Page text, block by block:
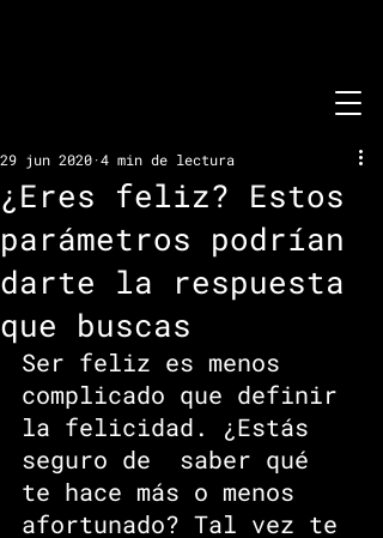
¿Eres feliz? Estos
parámetros podrían
darte la respuesta
que buscas
29 jun 2020 4 min de lectura
Ser feliz es menos
complicado que definir
la felicidad. ¿Estás
seguro de  saber qué
te hace más o menos
afortunado? Tal vez te